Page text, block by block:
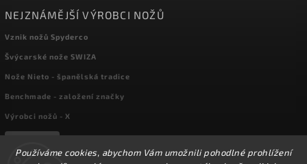
Používáme cookies, abychom Vám umožnili pohodlné prohlížení
NEJZNÁMĚJŠÍ VÝROBCI NOŽŮ
Vznik nožů Spyderco
Švýcarské nože SWIZA
Nože Nieto - španělská tradice
Benchmade - založení značky
Výrobci nožů - X